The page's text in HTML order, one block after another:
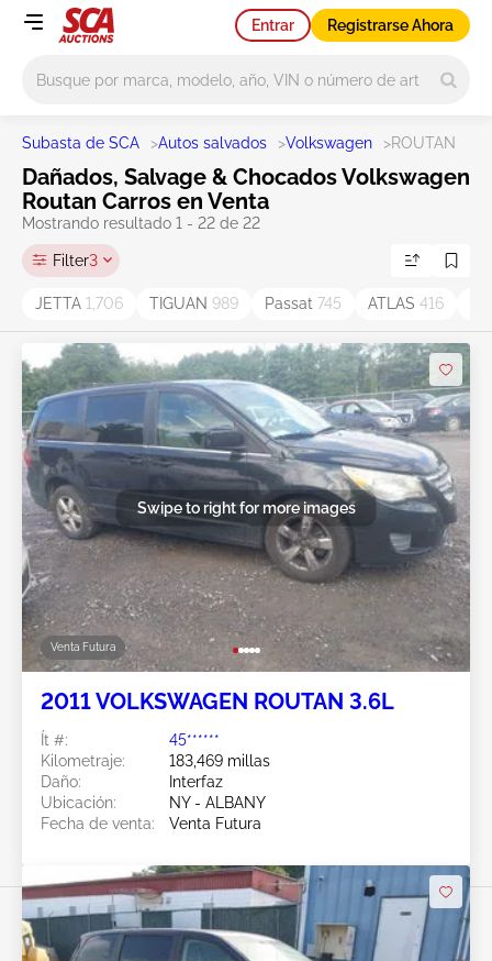
Entrar Registrarse Ahora
Subasta de SCA >Autos salvados >Volkswagen >ROUTAN
Dañados, Salvage & Chocados Volkswagen
Routan Carros en Venta
Mostrando resultado 1 - 22 de 22
Filter3
JETTA 1,706 TIGUAN 989 Passat 745 ATLAS 416
Venta Futura
Swipe to right for more images
2011 VOLKSWAGEN ROUTAN 3.6L
Ít #:
45******
Kilometraje:
183,469 millas
Daño:
Interfaz
Ubicación:
NY - ALBANY
Fecha de venta:
Venta Futura